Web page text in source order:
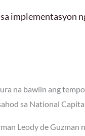
implementasyon
na bawiin ang
sa National
Leody de Guzman